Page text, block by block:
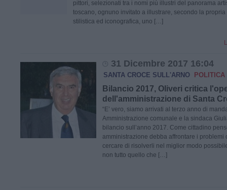
pittori, selezionati tra i nomi più illustri del panorama
toscano, ognuno invitato a illustrare, secondo la propria
stilistica ed iconografica, uno […]
31 Dicembre 2017 16:04
SANTA CROCE SULL'ARNO
Bilancio 2017, Oliveri critica
dell'amministrazione di Santa
“E’ vero, siamo arrivati al terzo anno di
Amministrazione comunale e la sindaca
bilancio sull’anno 2017. Come cittadino
amministrazione debba affrontare i problemi
cercare di risolverli nel miglior modo
non tutto quello che […]